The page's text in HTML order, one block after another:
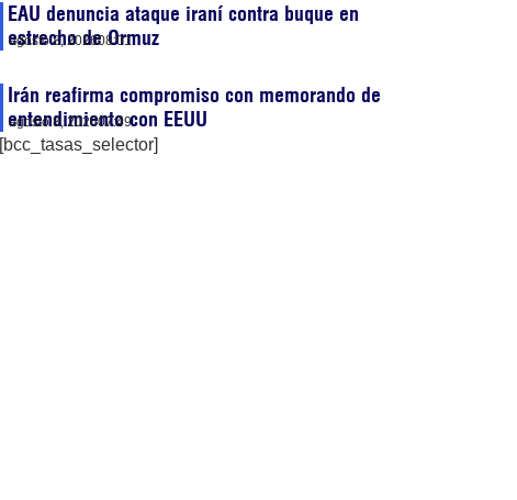
EAU denuncia ataque iraní contra buque en
estrecho de Ormuz
agosto 8, 202608:01
Irán reafirma compromiso con memorando de
entendimiento con EEUU
agosto 8, 202607:49
[bcc_tasas_selector]